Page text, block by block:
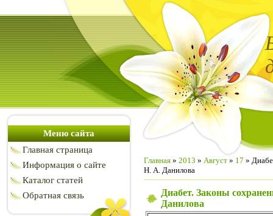
Меню сайта
Главная страница
Информация о сайте
Каталог статей
Обратная связь
Главная » 2013 » Август » 17 »
Н. А. Данилова
Диабет. Законы
Данилова